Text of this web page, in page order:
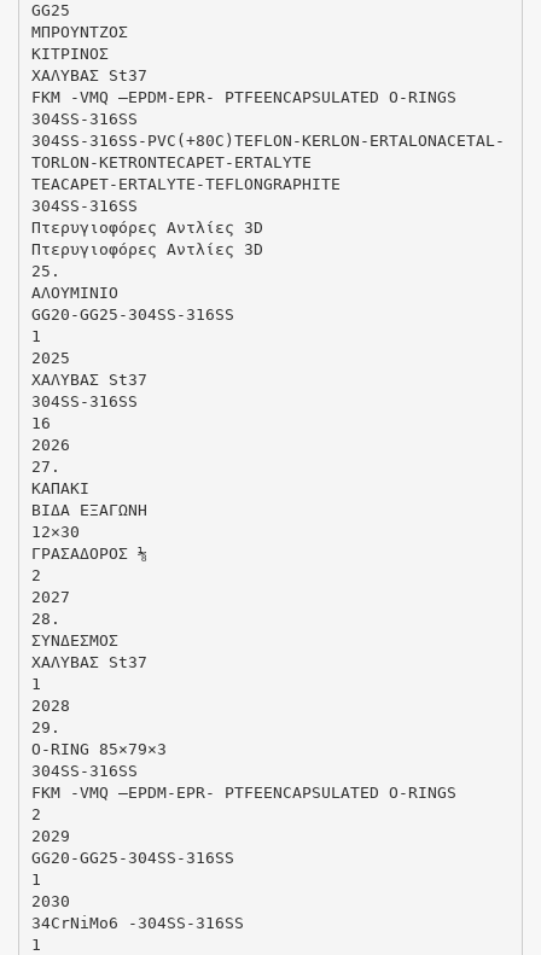
GG25
MΠΡΟΥΝΤΖΟΣ
ΚΙΤΡΙΝΟΣ
ΧΑΛΥΒΑΣ St37
FKM -VMQ –EPDM-EPR- PTFEENCAPSULATED O-RINGS
304SS-316SS
304SS-316SS-PVC(+80C)TEFLON-KERLON-ERTALONACETAL-
TORLON-KETRONTECAPET-ERTALYTE
TEACAPET-ERTALYTE-TEFLONGRAPHITE
304SS-316SS
Πτερυγιοφόρες Αντλίες 3D
Πτερυγιοφόρες Αντλίες 3D
25.
ΑΛΟΥΜΙΝΙΟ
GG20-GG25-304SS-316SS
1
2025
ΧΑΛΥΒΑΣ St37
304SS-316SS
16
2026
27.
ΚΑΠΑΚΙ
ΒΙΔΑ ΕΞΑΓΩΝΗ
12×30
ΓΡΑΣΑΔΟΡΟΣ ⅛
2
2027
28.
ΣΥΝΔΕΣΜΟΣ
ΧΑΛΥΒΑΣ St37
1
2028
29.
O-RING 85×79×3
304SS-316SS
FKM -VMQ –EPDM-EPR- PTFEENCAPSULATED O-RINGS
2
2029
GG20-GG25-304SS-316SS
1
2030
34CrNiMo6 -304SS-316SS
1